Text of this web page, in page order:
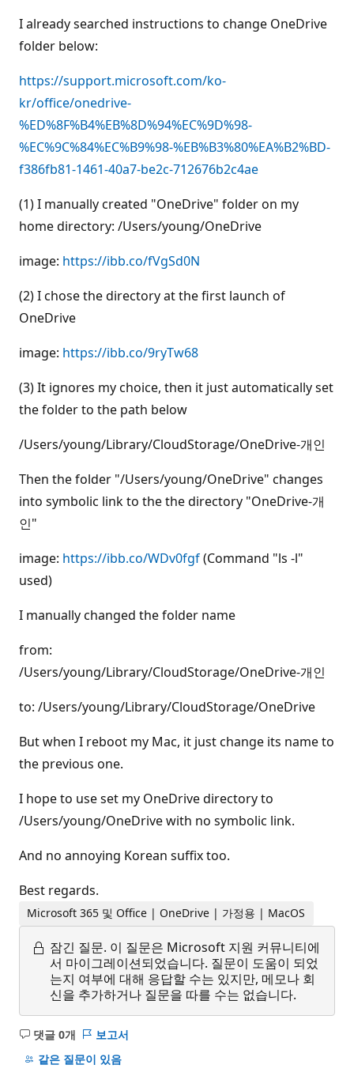
I already searched instructions to change OneDrive
folder below:
https://support.microsoft.com/ko-
kr/office/onedrive-
%ED%8F%B4%EB%8D%94%EC%9D%98-
%EC%9C%84%EC%B9%98-%EB%B3%80%EA%B2%BD-
f386fb81-1461-40a7-be2c-712676b2c4ae
(1) I manually created "OneDrive" folder on my
home directory: /Users/young/OneDrive
image: https://ibb.co/fVgSd0N
(2) I chose the directory at the first launch of
OneDrive
image: https://ibb.co/9ryTw68
(3) It ignores my choice, then it just automatically set
the folder to the path below
/Users/young/Library/CloudStorage/OneDrive-개인
Then the folder "/Users/young/OneDrive" changes
into symbolic link to the the directory "OneDrive-개
인"
image: https://ibb.co/WDv0fgf(Command "ls -l"
used)
I manually changed the folder name
from:
/Users/young/Library/CloudStorage/OneDrive-개인
to: /Users/young/Library/CloudStorage/OneDrive
But when I reboot my Mac, it just change its name to
the previous one.
I hope to use set my OneDrive directory to
/Users/young/OneDrive with no symbolic link.
And no annoying Korean suffix too.
Best regards.
Microsoft 365 및 Office | OneDrive | 가정용 | MacOS
잠긴 질문. 이 질문은 Microsoft 지원 커뮤니티에
서 마이그레이션되었습니다. 질문이 도움이 되었
는지 여부에 대해 응답할 수는 있지만, 메모나 회
신을 추가하거나 질문을 따를 수는 없습니다.
댓글 0개
설
명
보고서
같은 질문이 있음